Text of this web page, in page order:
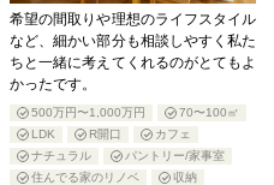
希望の間取りや理想のライフスタイル
など、細かい部分も相談しやすく私た
ちと一緒に考えてくれるのがとてもよ
かったです。
500万円〜1,000万円
70〜100㎡
LDK
R開口
カフェ
ナチュラル
パントリー/家事室
住んでる家のリノベ
収納